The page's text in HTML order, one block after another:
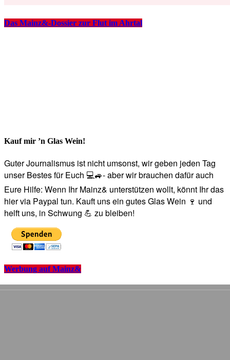
Das Mainz&-Dossier zur Flut im Ahrtal
Kauf mir ’n Glas Wein!
Guter Journalismus ist nicht umsonst, wir geben jeden Tag
unser Bestes für Euch 💻🚙- aber wir brauchen dafür auch
Eure Hilfe: Wenn Ihr Mainz& unterstützen wollt, könnt Ihr das
hier via Paypal tun. Kauft uns ein gutes Glas Wein 🍷 und
helft uns, in Schwung 💪 zu bleiben!
Werbung auf Mainz&